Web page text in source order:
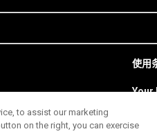
使用
Your
to assist our marketing
on the right, you can exercise